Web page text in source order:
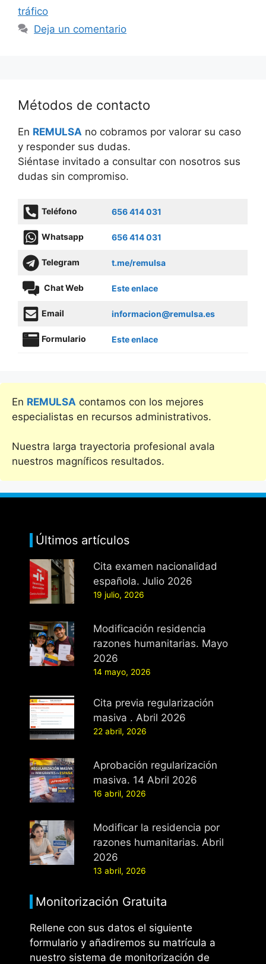
tráfico
Deja un comentario
Métodos de contacto
En REMULSA no cobramos por valorar su caso
y responder sus dudas.
Siéntase invitado a consultar con nosotros sus
dudas sin compromiso.
Teléfono 656 414 031
Whatsapp 656 414 031
Telegram t.me/remulsa
Chat Web Este enlace
Email informacion@remulsa.es
Formulario Este enlace
En REMULSA contamos con los mejores
especialistas en recursos administrativos.
Nuestra larga trayectoria profesional avala
nuestros magníficos resultados.
Últimos artículos
Cita examen nacionalidad
española. Julio 2026
19 julio, 2026
Modificación residencia
razones humanitarias. Mayo
2026
14 mayo, 2026
Cita previa regularización
masiva . Abril 2026
22 abril, 2026
Aprobación regularización
masiva. 14 Abril 2026
16 abril, 2026
Modificar la residencia por
razones humanitarias. Abril
2026
13 abril, 2026
Monitorización Gratuita
Rellene con sus datos el siguiente
formulario y añadiremos su matrícula a
nuestro sistema de monitorización de